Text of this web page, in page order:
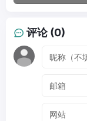
评论 (0)